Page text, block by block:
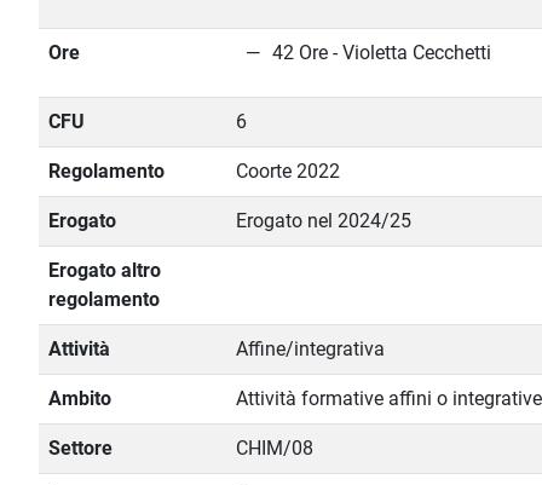
Ore 42 Ore - Violetta Cecchetti
CFU 6
Regolamento Coorte 2022
Erogato Erogato nel 2024/25
Erogato altro
regolamento
Attività Affine/integrativa
Ambito Attività formative affini o integrative
Settore CHIM/08